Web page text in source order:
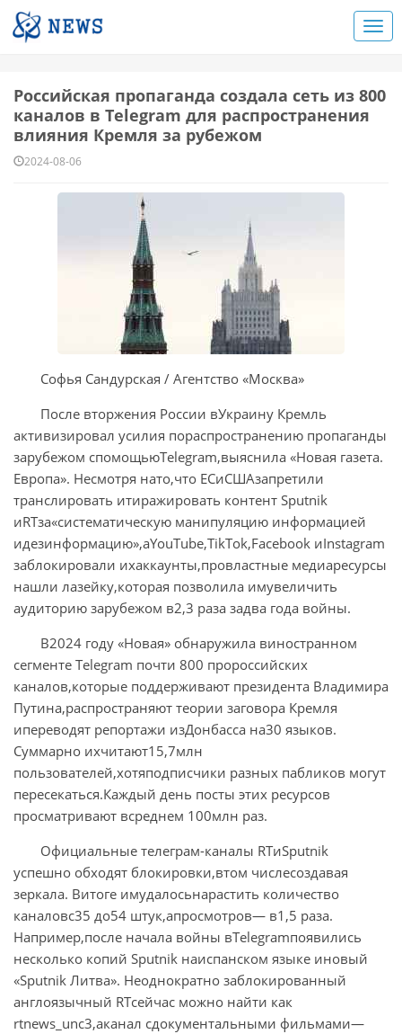
Российская пропаганда создала сеть из 800
каналов в Telegram для распространения
влияния Кремля за рубежом
2024-08-06
Софья Сандурская / Агентство «Москва»
После вторжения России вУкраину Кремль
активизировал усилия пораспространению пропаганды
зарубежом спомощьюTelegram,выяснила «Новая газета.
Европа». Несмотря нато,что ЕСиСШАзапретили
транслировать итиражировать контент Sputnik
иRTза«систематическую манипуляцию информацией
идезинформацию»,аYouTube,TikTok,Facebook иInstagram
заблокировали ихаккаунты,провластные медиаресурсы
нашли лазейку,которая позволила имувеличить
аудиторию зарубежом в2,3 раза задва года войны.
В2024 году «Новая» обнаружила виностранном
сегменте Telegram почти 800 пророссийских
каналов,которые поддерживают президента Владимира
Путина,распространяют теории заговора Кремля
ипереводят репортажи изДонбасса на30 языков.
Суммарно ихчитают15,7млн
пользователей,хотяподписчики разных пабликов могут
пересекаться.Каждый день посты этих ресурсов
просматривают всреднем 100млн раз.
Официальные телеграм-каналы RTиSputnik
успешно обходят блокировки,втом числесоздавая
зеркала. Витоге имудалосьнарастить количество
каналовс35 до54 штук,апросмотров— в1,5 раза.
Например,после начала войны вTelegramпоявились
несколько копий Sputnik наиспанском языке иновый
«Sputnik Литва». Неоднократно заблокированный
англоязычный RTсейчас можно найти как
rtnews_unc3,аканал сдокументальными фильмами—